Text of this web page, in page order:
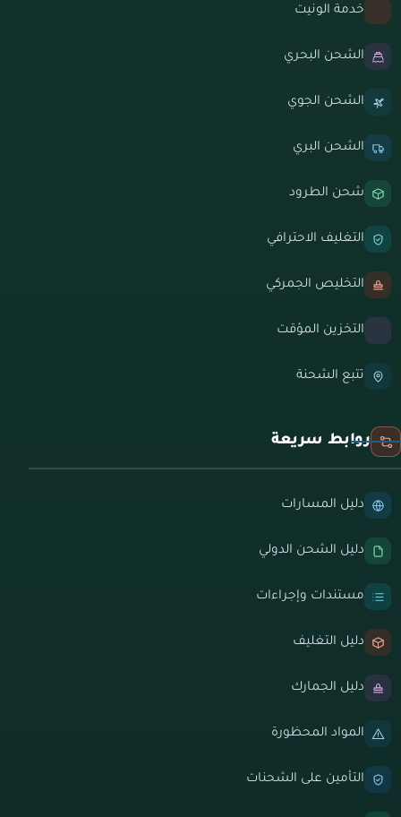
خدمة الونيت
الشحن البحري
الشحن الجوي
الشحن البري
شحن الطرود
التغليف الاحترافي
التخليص الجمركي
التخزين المؤقت
تتبع الشحنة
روابط سريعة
دليل المسارات
دليل الشحن الدولي
مستندات وإجراءات
دليل التغليف
دليل الجمارك
المواد المحظورة
التأمين على الشحنات